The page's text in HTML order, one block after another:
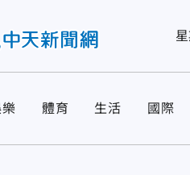
體育 生活 國際